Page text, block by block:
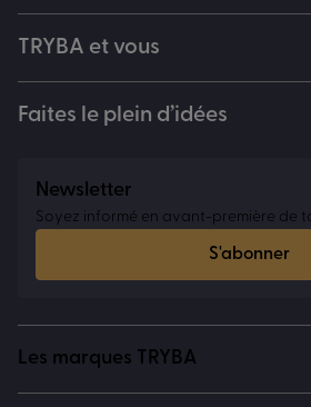
TRYBA et vous
Faites le plein d’idées
Newsletter
Soyez informé en avant-première de
S'abonner
Les marques TRYBA